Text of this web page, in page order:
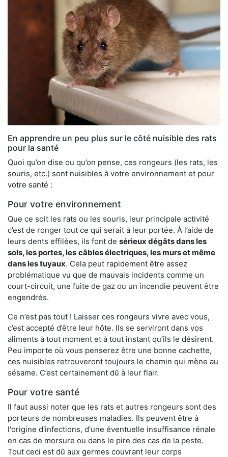
En apprendre un peu plus sur le côté nuisible des rats
pour la santé
Quoi qu’on dise ou qu’on pense, ces rongeurs (les rats, les
souris, etc.) sont nuisibles à votre environnement et pour
votre santé :
Pour votre environnement
Que ce soit les rats ou les souris, leur principale activité
c’est de ronger tout ce qui serait à leur portée. À l’aide de
leurs dents effilées, ils font de sérieux dégâts dans les
sols, les portes, les câbles électriques, les murs et même
dans les tuyaux. Cela peut rapidement être assez
problématique vu que de mauvais incidents comme un
court-circuit, une fuite de gaz ou un incendie peuvent être
engendrés.
Ce n’est pas tout ! Laisser ces rongeurs vivre avec vous,
c’est accepté d’être leur hôte. Ils se serviront dans vos
aliments à tout moment et à tout instant qu’ils le désirent.
Peu importe où vous penserez être une bonne cachette,
ces nuisibles retrouveront toujours le chemin qui mène au
sésame. C’est certainement dû à leur flair.
Pour votre santé
Il faut aussi noter que les rats et autres rongeurs sont des
porteurs de nombreuses maladies. Ils peuvent être à
l'origine d'infections, d'une éventuelle insuffisance rénale
en cas de morsure ou dans le pire des cas de la peste.
Tout ceci est dû aux germes couvrant leur corps